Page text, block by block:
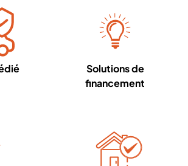
Solutions de
financement